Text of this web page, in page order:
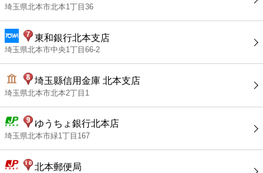
埼玉県北本市北本1丁目36
東和銀行北本支店
埼玉県北本市中央1丁目66-2
埼玉縣信用金庫 北本支店
埼玉県北本市北本2丁目1
ゆうちょ銀行北本店
埼玉県北本市緑1丁目167
北本郵便局